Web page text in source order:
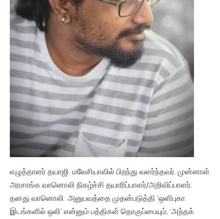
எழுத்தாளர் தயாஜி. மலேசியாவில் பிறந்து வளர்ந்தவர். முன்னாள்
அரசாங்க வானொலி நிகழ்ச்சி தயாரிப்பாளர்/அறிவிப்பாளர்.
தனது வானொலி அனுபவத்தை முதன்படுத்தி ‘ஒளிபுகா
இடங்களில் ஒலி’ என்னும் பத்திகள் தொகுப்பையும், ‘அந்தக்